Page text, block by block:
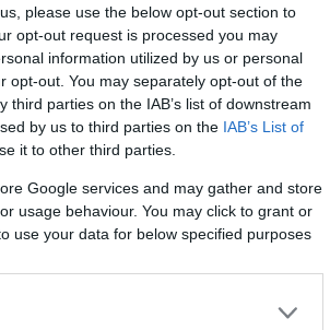
please use the below opt-out section to
opt-out request is processed you may
information utilized by us or personal
opt-out. You may separately opt-out of the
parties on the IAB’s list of downstream
by us to third parties on the IAB’s List of
it to other third parties.
Google services and may gather and store
usage behaviour. You may click to grant or
use your data for below specified purposes
τιμές των
Μαρτίου, 13 στο